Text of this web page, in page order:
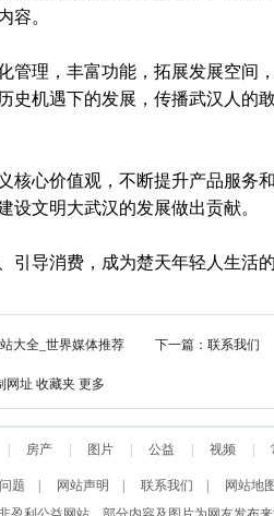
容。
理，丰富功能，拓展发展空间
史机遇下的发展，传播武汉人的
心价值观，不断提升产品服务
设文明大武汉的发展做出贡献。
引导消费，成为楚天年轻人生活
大全_世界媒体推荐 下一篇：联系我们
网址 收藏夹 更多
房产 图片 公益 视频
题 网站声明 联系我们
网站地图